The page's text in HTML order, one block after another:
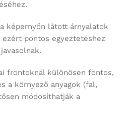
képernyőn látott árnyalatok
pontos egyeztetéshez
frontoknál különösen fontos,
a környező anyagok (fal,
módosíthatják a